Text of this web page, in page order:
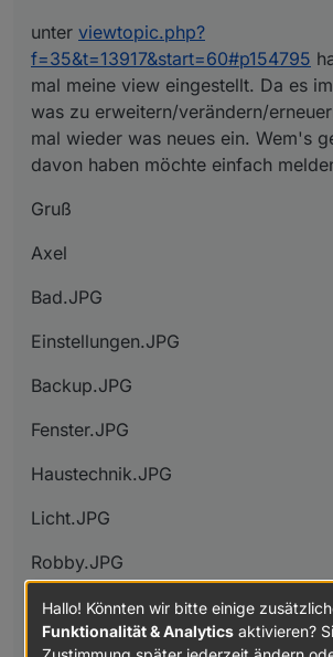
setState("alexa2.0.Echo-
    },
1500); // Setzt Alexa
setTimeout(function() {
       sperre =
false;
    },
//Zeit für
  }
});
unter viewtopic.php?
f=35&t=13917&start=60#p154795
mal meine view eingestellt. Da es
was zu erweitern/verändern/
mal wieder was neues ein. Wem's
davon haben möchte einfach
Gruß
Axel
Bad.JPG
Einstellungen.JPG
Backup.JPG
Fenster.JPG
Haustechnik.JPG
Licht.JPG
Robby.JPG
Wohnen.JPG
Heizung.JPG `
Hallo! Könnten wir bitte einige
Funktionalität & Analytics aktivieren?